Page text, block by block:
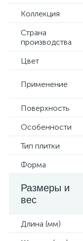
Коллекция
Страна
производства
Цвет
Применение
Поверхность
Особенности
Тип плитки
Форма
Размеры и
вес
Длина (мм)